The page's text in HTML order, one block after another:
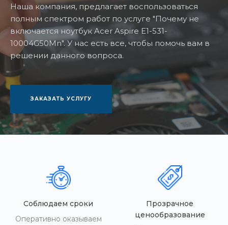
Наша компания, предлагает воспользоваться
полным спектром работ по услуге "Почему не
включается ноутбук Acer Aspire E1-531-
10004G50Mn". У нас есть все, чтобы помочь вам в
решении данного вопроса.
ЗАКАЗАТЬ УСЛУГУ
Соблюдаем сроки
Оперативно оказываем
Прозрачное
ценообразование